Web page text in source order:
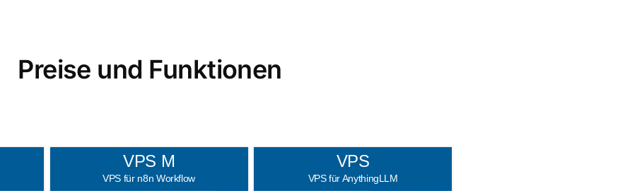
Preise und Funktionen
VPS M
VPS für n8n Workflow
VPS
VPS für AnythingLLM